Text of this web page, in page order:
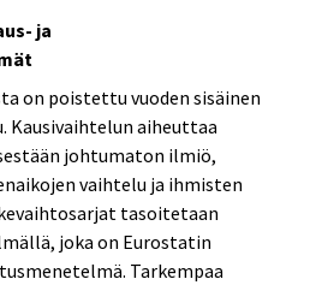
ja
on poistettu vuoden sisäinen
Kausivaihtelun aiheuttaa
johtumaton ilmiö,
vaihtelu ja ihmisten
tasoitetaan
joka on Eurostatin
Tarkempaa